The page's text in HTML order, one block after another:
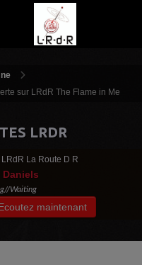
sur LRdR The Flame in Me
LRDR
LRdR La Route D R
Daniels
Waiting
maintenant